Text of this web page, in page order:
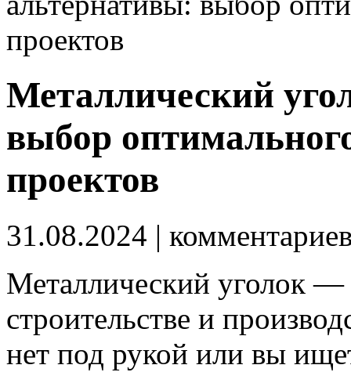
проектов
Металлический
выбор
проектов
31.08.2024 |
Металлический уголок
строительстве и
нет под рукой или вы